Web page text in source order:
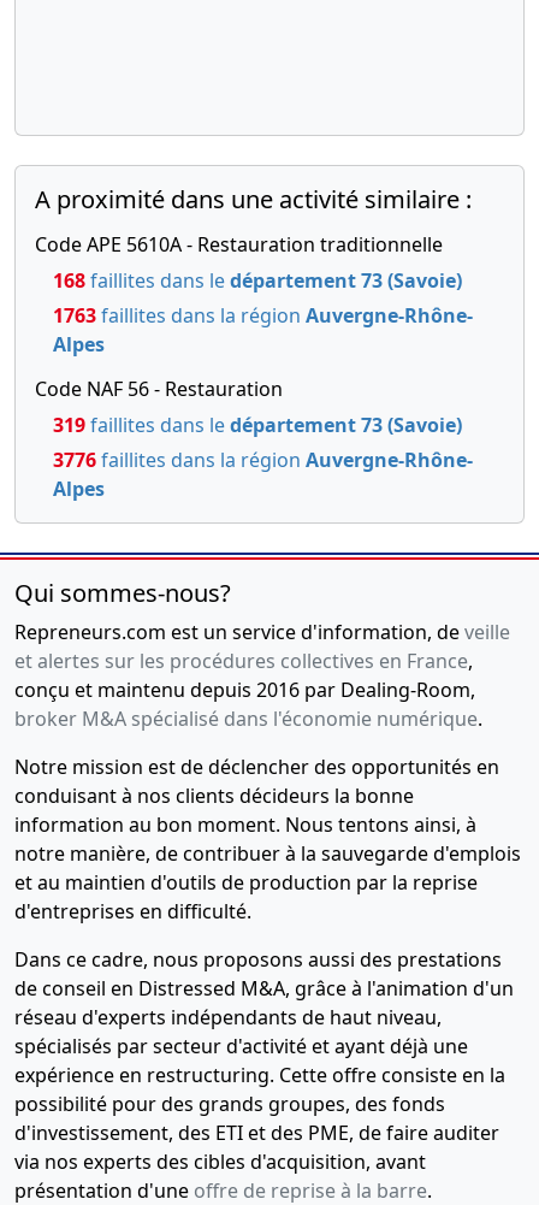
-0001
constaté
la
modification
enregistrée,
certifié
conforme
par le
A proximité dans une activité similaire :
Code APE 5610A - Restauration traditionnelle
168faillites dans ledépartement 73 (Savoie)
1763faillites dans la région Auvergne-Rhône-
Alpes
Code NAF 56 - Restauration
319faillites dans ledépartement 73 (Savoie)
3776faillites dans la région Auvergne-Rhône-
Alpes
Qui sommes-nous?
Repreneurs.com est un service d'information, deveille
et alertes sur les procédures collectives en France,
conçu et maintenu depuis 2016 par Dealing-Room,
broker M&A spécialisé dans l'économie numérique.
Notre mission est de déclencher des opportunités en
conduisant à nos clients décideurs la bonne
information au bon moment. Nous tentons ainsi, à
notre manière, de contribuer à la sauvegarde d'emplois
et au maintien d'outils de production par la reprise
d'entreprises en difficulté.
Dans ce cadre, nous proposons aussi des prestations
de conseil en Distressed M&A, grâce à l'animation d'un
réseau d'experts indépendants de haut niveau,
spécialisés par secteur d'activité et ayant déjà une
expérience en restructuring. Cette offre consiste en la
possibilité pour des grands groupes, des fonds
d'investissement, des ETI et des PME, de faire auditer
via nos experts des cibles d'acquisition, avant
présentation d'une offre de reprise à la barre.